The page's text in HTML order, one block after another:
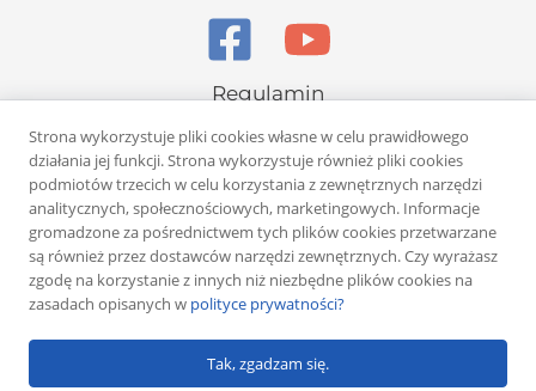
Regulamin
Polityka prywatności
Copyright © 2026 Rafał Żuber
Powered byKlub eMarketera
Strona wykorzystuje pliki cookies własne w celu prawidłowego
działania jej funkcji. Strona wykorzystuje również pliki cookies
podmiotów trzecich w celu korzystania z zewnętrznych narzędzi
analitycznych, społecznościowych, marketingowych. Informacje
gromadzone za pośrednictwem tych plików cookies przetwarzane
są również przez dostawców narzędzi zewnętrznych. Czy wyrażasz
zgodę na korzystanie z innych niż niezbędne plików cookies na
zasadach opisanych w polityce prywatności?
Tak, zgadzam się.